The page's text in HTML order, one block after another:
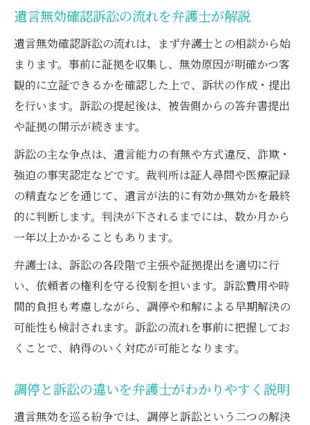
遺言無効確認訴訟の流れを弁護士が解説
遺言無効確認訴訟の流れは、まず弁護士との相談から始
まります。事前に証拠を収集し、無効原因が明確かつ客
観的に立証できるかを確認した上で、訴状の作成・提出
を行います。訴訟の提起後は、被告側からの答弁書提出
や証拠の開示が続きます。
訴訟の主な争点は、遺言能力の有無や方式違反、詐欺・
強迫の事実認定などです。裁判所は証人尋問や医療記録
の精査などを通じて、遺言が法的に有効か無効かを最終
的に判断します。判決が下されるまでには、数か月から
一年以上かかることもあります。
弁護士は、訴訟の各段階で主張や証拠提出を適切に行
い、依頼者の権利を守る役割を担います。訴訟費用や時
間的負担も考慮しながら、調停や和解による早期解決の
可能性も検討されます。訴訟の流れを事前に把握してお
くことで、納得のいく対応が可能となります。
調停と訴訟の違いを弁護士がわかりやすく説明
遺言無効を巡る紛争では、調停と訴訟という二つの解決